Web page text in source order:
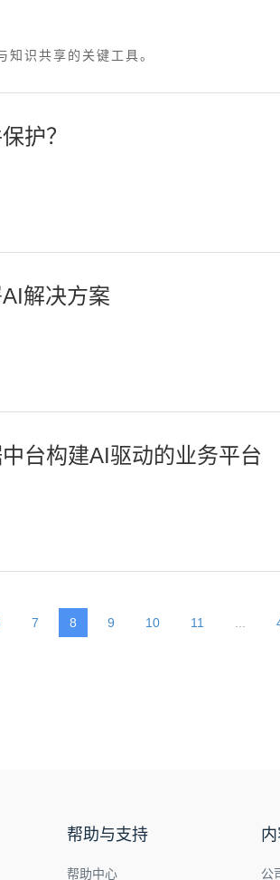
识共享的关键工具。
护？
解决方案
台构建AI驱动的业务平台
7 8 9 10 11
帮助与支持
帮助中心 公